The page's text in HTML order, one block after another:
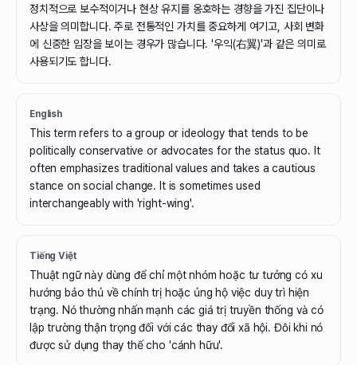
정치적으로 보수적이거나 현상 유지를 옹호하는 경향을 가진 집단이나
사상을 의미합니다. 주로 전통적인 가치를 중요하게 여기고, 사회 변화
에 신중한 입장을 보이는 경우가 많습니다. '우익(右翼)'과 같은 의미로
사용되기도 합니다.
English
This term refers to a group or ideology that tends to be
politically conservative or advocates for the status quo. It
often emphasizes traditional values and takes a cautious
stance on social change. It is sometimes used
interchangeably with 'right-wing'.
Tiếng Việt
Thuật ngữ này dùng để chỉ một nhóm hoặc tư tưởng có xu
hướng bảo thủ về chính trị hoặc ủng hộ việc duy trì hiện
trạng. Nó thường nhấn mạnh các giá trị truyền thống và có
lập trường thận trọng đối với các thay đổi xã hội. Đôi khi nó
được sử dụng thay thế cho 'cánh hữu'.